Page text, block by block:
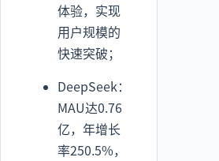
体验，实现
用户规模的
快速突破；
DeepSeek：
MAU达0.76
亿，年增长
率250.5%，